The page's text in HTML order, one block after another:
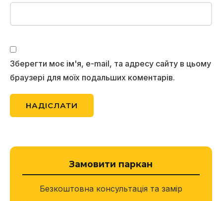
Зберегти моє ім'я, e-mail, та адресу сайту в цьому
браузері для моїх подальших коментарів.
Замовити паркан
Безкоштовна консультація та замір